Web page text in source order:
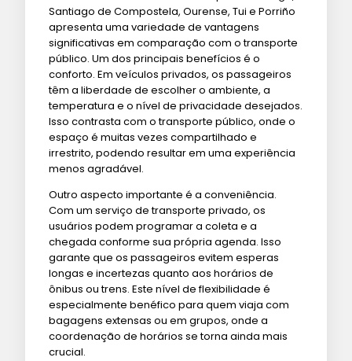
Santiago de Compostela, Ourense, Tui e Porriño
apresenta uma variedade de vantagens
significativas em comparação com o transporte
público. Um dos principais benefícios é o
conforto. Em veículos privados, os passageiros
têm a liberdade de escolher o ambiente, a
temperatura e o nível de privacidade desejados.
Isso contrasta com o transporte público, onde o
espaço é muitas vezes compartilhado e
irrestrito, podendo resultar em uma experiência
menos agradável.
Outro aspecto importante é a conveniência.
Com um serviço de transporte privado, os
usuários podem programar a coleta e a
chegada conforme sua própria agenda. Isso
garante que os passageiros evitem esperas
longas e incertezas quanto aos horários de
ônibus ou trens. Este nível de flexibilidade é
especialmente benéfico para quem viaja com
bagagens extensas ou em grupos, onde a
coordenação de horários se torna ainda mais
crucial.